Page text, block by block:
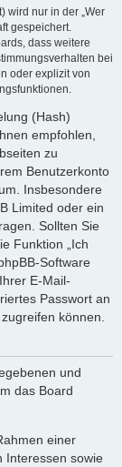
wird nur in der „Wer
gespeichert.
dass weitere
bei
oder explizit von
(Hash)
empfohlen,
zu
Benutzerkonto
Insbesondere
Limited oder ein
Sollten Sie
Funktion „Ich
Software
E-Mail-
Passwort an
können.
und
das Board
einer
Interessen sowie